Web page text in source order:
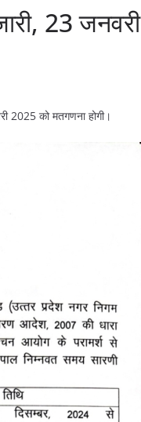
23 जनवरी
2025 को मतगणना होगी।